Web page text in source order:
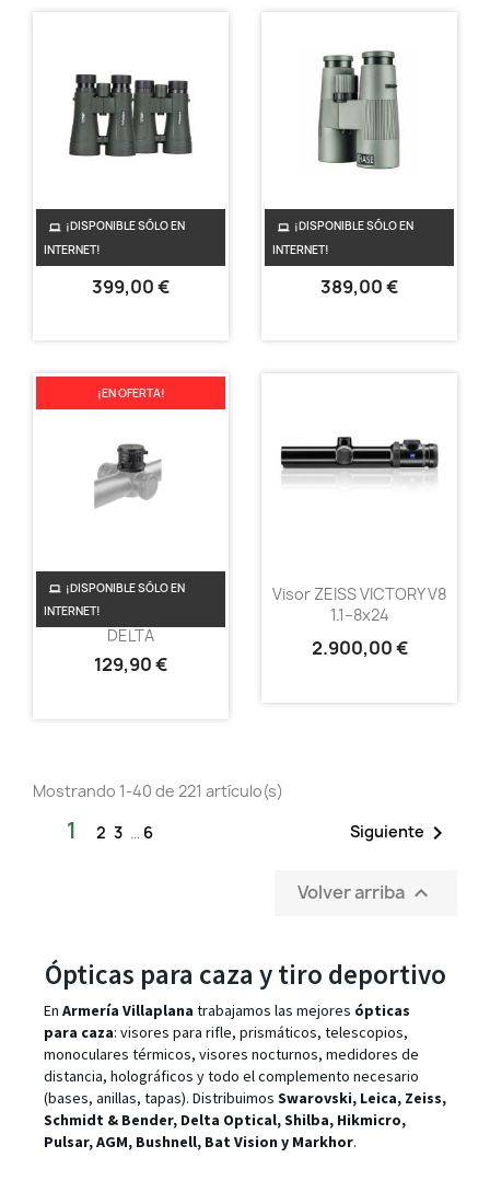
Prismático Titanium
Delta Optical ROH
399,00 €
¡DISPONIBLE SÓLO EN
INTERNET!
Prismático DELTA
389,00 €
¡DISPONIBLE SÓLO EN
INTERNET!
TORRETA BALISTICA 4
ANILLOS Para Visores
DELTA
129,90 €
¡DISPONIBLE SÓLO EN
INTERNET!
¡EN OFERTA!
Visor ZEISS VICTORY V8
1.1–8x24
2.900,00 €
Mostrando 1-40 de 221 artículo(s)
1 2 3 … 6 Siguiente 
Volver arriba 
Ópticas para caza y tiro deportivo
En Armería Villaplana trabajamos las mejores ópticas
para caza: visores para rifle, prismáticos, telescopios,
monoculares térmicos, visores nocturnos, medidores de
distancia, holográficos y todo el complemento necesario
(bases, anillas, tapas). Distribuimos Swarovski, Leica, Zeiss,
Schmidt & Bender, Delta Optical, Shilba, Hikmicro,
Pulsar, AGM, Bushnell, Bat Vision y Markhor.